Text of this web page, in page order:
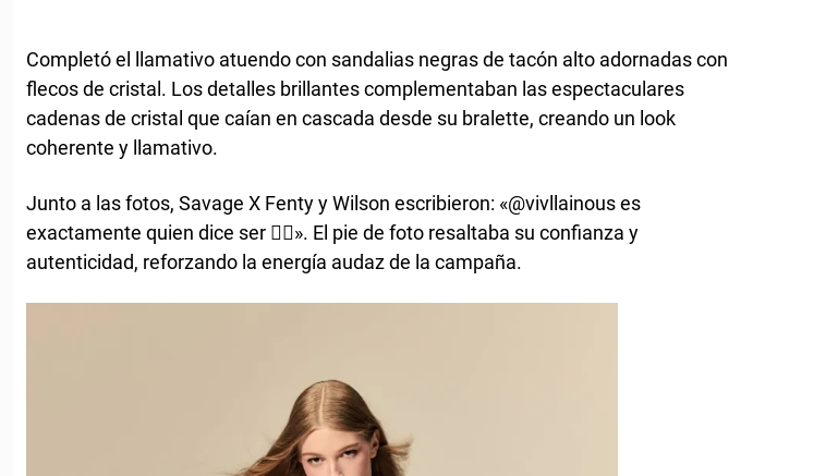
Completó el llamativo atuendo con sandalias negras de tacón alto adornadas con
flecos de cristal. Los detalles brillantes complementaban las espectaculares
cadenas de cristal que caían en cascada desde su bralette, creando un look
coherente y llamativo.
Junto a las fotos, Savage X Fenty y Wilson escribieron: «@vivllainous es
exactamente quien dice ser 😮‍💨». El pie de foto resaltaba su confianza y
autenticidad, reforzando la energía audaz de la campaña.